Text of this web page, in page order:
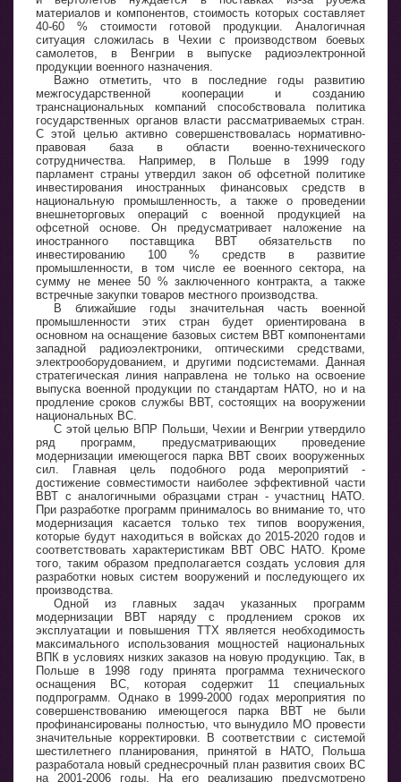
материалов и компонентов, стоимость которых составляет
40-60 % стоимости готовой продукции. Аналогичная
ситуация сложилась в Чехии с производством боевых
самолетов, в Венгрии в выпуске радиоэлектронной
продукции военного назначения.
Важно отметить, что в последние годы развитию
межгосударственной кооперации и созданию
транснациональных компаний способствовала политика
государственных органов власти рассматриваемых стран.
С этой целью активно совершенствовалась нормативно-
правовая база в области военно-технического
сотрудничества. Например, в Польше в 1999 году
парламент страны утвердил закон об офсетной политике
инвестирования иностранных финансовых средств в
национальную промышленность, а также о проведении
внешнеторговых операций с военной продукцией на
офсетной основе. Он предусматривает наложение на
иностранного поставщика ВВТ обязательств по
инвестированию 100 % средств в развитие
промышленности, в том числе ее военного сектора, на
сумму не менее 50 % заключенного контракта, а также
встречные закупки товаров местного производства.
В ближайшие годы значительная часть военной
промышленности этих стран будет ориентирована в
основном на оснащение базовых систем ВВТ компонентами
западной радиоэлектроники, оптическими средствами,
электрооборудованием, и другими подсистемами. Данная
стратегическая линия направлена не только на освоение
выпуска военной продукции по стандартам НАТО, но и на
продление сроков службы ВВТ, состоящих на вооружении
национальных ВС.
С этой целью ВПР Польши, Чехии и Венгрии утвердило
ряд программ, предусматривающих проведение
модернизации имеющегося парка ВВТ своих вооруженных
сил. Главная цель подобного рода мероприятий -
достижение совместимости наиболее эффективной части
ВВТ с аналогичными образцами стран - участниц НАТО.
При разработке программ принималось во внимание то, что
модернизация касается только тех типов вооружения,
которые будут находиться в войсках до 2015-2020 годов и
соответствовать характеристикам ВВТ ОВС НАТО. Кроме
того, таким образом предполагается создать условия для
разработки новых систем вооружений и последующего их
производства.
Одной из главных задач указанных программ
модернизации ВВТ наряду с продлением сроков их
эксплуатации и повышения ТТХ является необходимость
максимального использования мощностей национальных
ВПК в условиях низких заказов на новую продукцию. Так, в
Польше в 1998 году принята программа технического
оснащения ВС, которая содержит 11 специальных
подпрограмм. Однако в 1999-2000 годах мероприятия по
совершенствованию имеющегося парка ВВТ не были
профинансированы полностью, что вынудило МО провести
значительные корректировки. В соответствии с системой
шестилетнего планирования, принятой в НАТО, Польша
разработала новый среднесрочный план развития своих ВС
на 2001-2006 годы. На его реализацию предусмотрено